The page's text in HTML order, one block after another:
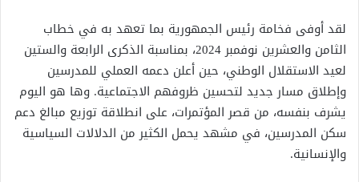
لقد أوفى فخامة رئيس الجمهورية بما تعهد به في خطاب
الثامن والعشرين نوفمبر 2024، بمناسبة الذكرى الرابعة والستين
لعيد الاستقلال الوطني، حين أعلن دعمه العملي للمدرسين
وإطلاق مسار جديد لتحسين ظروفهم الاجتماعية. وها هو اليوم
يشرف بنفسه، من قصر المؤتمرات، على انطلاقة توزيع مبالغ دعم
سكن المدرسين، في مشهد يحمل الكثير من الدلالات السياسية
والإنسانية.